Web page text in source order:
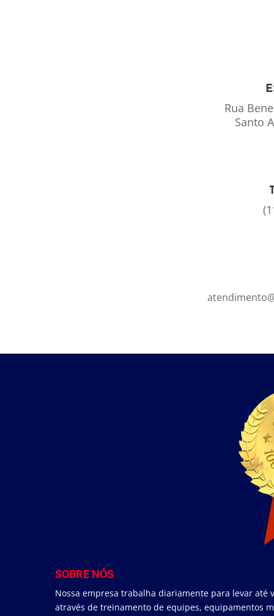
Rua
Santo
SOBRE NÓS
Nossa empresa trabalha diariamente para levar até
através de treinamento de equipes, equipamentos